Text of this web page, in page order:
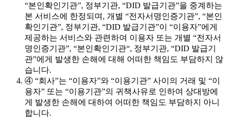
“본인확인기관”, 정부기관, “DID 발급기관”을 중계하는
본 서비스에 한정되며, 개별 “전자서명인증기관”, “본인
확인기관”, 정부기관, “DID 발급기관”이 “이용자”에게
제공하는 서비스와 관련하여 이용자 또는 개별 “전자서
명인증기관”, “본인확인기관“, 정부기관, “DID 발급기
관”에게 발생한 손해에 대해 어떠한 책임도 부담하지 않
습니다.
④ “회사”는 “이용자”와 “이용기관” 사이의 거래 및 “이
용자” 또는 “이용기관”의 귀책사유로 인하여 상대방에
게 발생한 손해에 대하여 어떠한 책임도 부담하지 아니
합니다.